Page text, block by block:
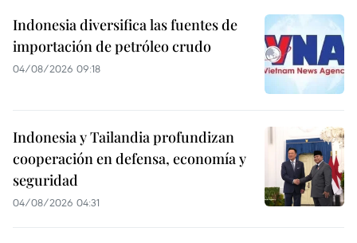
Indonesia diversifica las fuentes de
importación de petróleo crudo
04/08/2026 09:18
Indonesia y Tailandia profundizan
cooperación en defensa, economía y
seguridad
04/08/2026 04:31